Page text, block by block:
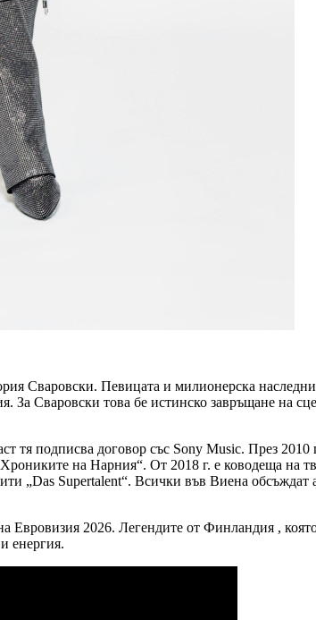
Сваровски. Певицата и милионерска
Сваровски това бе истинско завръщане на
тя подписва договор със Sony Music. През
на Нарния“. От 2018 г. е ководеща на
„Das Supertalent“. Всички във Виена
Евровизия 2026. Легендите от Финландия ,
енергия.